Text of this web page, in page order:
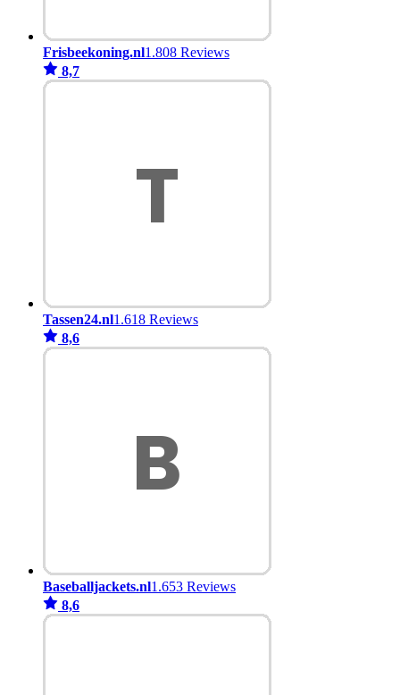
Frisbeekoning.nl1.808 Reviews
8,7
Tassen24.nl1.618 Reviews
8,6
Baseballjackets.nl1.653 Reviews
8,6